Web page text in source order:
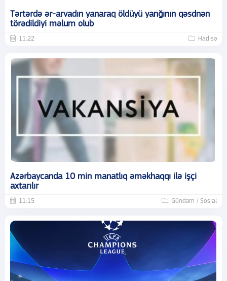
Tərtərdə ər-arvadın yanaraq öldüyü yanğının qəsdnən
törədildiyi məlum olub
11:22 Hadisə
Azərbaycanda 10 min manatlıq əməkhaqqı ilə işçi
axtarılır
11:15 Gündəm / Sosial